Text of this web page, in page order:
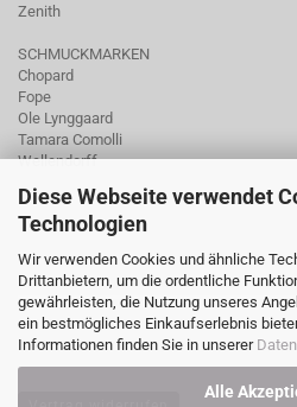
Diese Webseite verwendet
Technologien
Wir verwenden Cookies und ähnliche
Drittanbietern, um die ordentliche
gewährleisten, die Nutzung unseres
ein bestmögliches Einkaufserlebnis
Informationen finden Sie in unserer
Alle
Zenith
SCHMUCKMARKEN
Chopard
Fope
Ole Lynggaard
Tamara Comolli
Wellendorff